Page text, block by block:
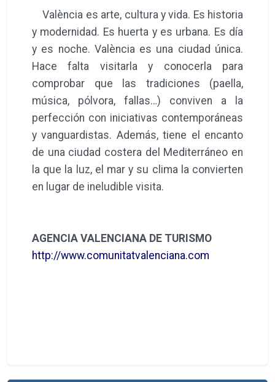
València es arte, cultura y vida. Es historia
y modernidad. Es huerta y es urbana. Es día
y es noche. València es una ciudad única.
Hace falta visitarla y conocerla para
comprobar que las tradiciones (paella,
música, pólvora, fallas…) conviven a la
perfección con iniciativas contemporáneas
y vanguardistas. Además, tiene el encanto
de una ciudad costera del Mediterráneo en
la que la luz, el mar y su clima la convierten
en lugar de ineludible visita.
AGENCIA VALENCIANA DE TURISMO
http://www.comunitatvalenciana.com